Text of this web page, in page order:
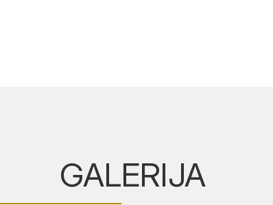
GALERIJA